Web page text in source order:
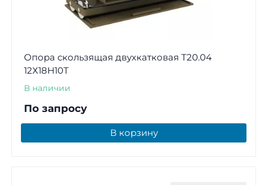
Опора скользящая двухкатковая Т20.04
12Х18Н10Т
В наличии
По запросу
В корзину